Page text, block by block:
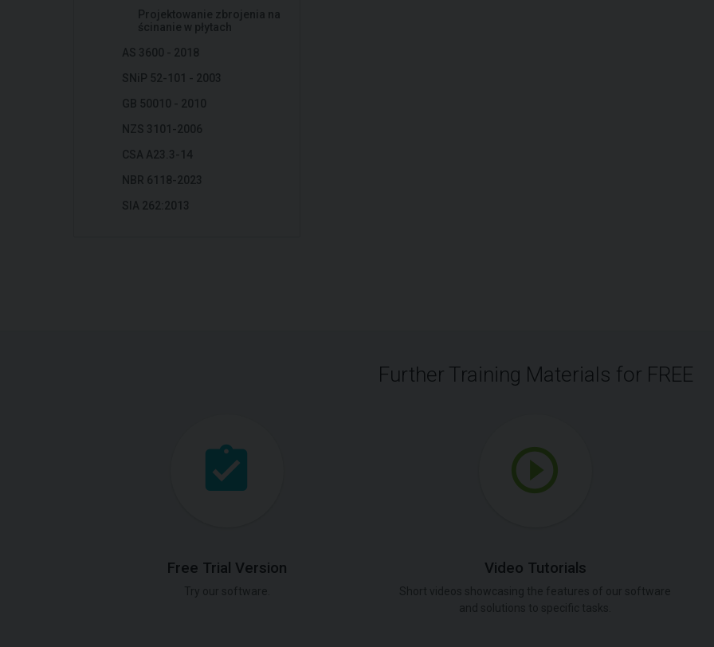
Projektowanie zbrojenia na
ścinanie w płytach
AS 3600 - 2018
SNiP 52-101 - 2003
GB 50010 - 2010
NZS 3101-2006
CSA A23.3-14
NBR 6118-2023
SIA 262:2013
Further Training Materials for FREE
Free Trial Version Video Tutorials